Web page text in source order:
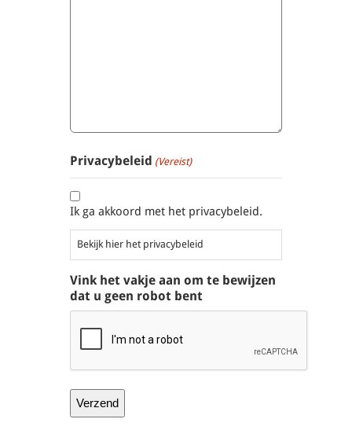
Privacybeleid (Vereist)
Ik ga akkoord met het privacybeleid.
Bekijk hier het privacybeleid
Vink het vakje aan om te bewijzen
dat u geen robot bent